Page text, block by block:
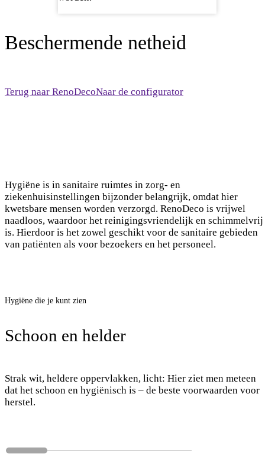
Beschermende netheid
Terug naar RenoDecoNaar de configurator
Hygiëne is in sanitaire ruimtes in zorg- en
ziekenhuisinstellingen bijzonder belangrijk, omdat hier
kwetsbare mensen worden verzorgd. RenoDeco is vrijwel
naadloos, waardoor het reinigingsvriendelijk en schimmelvrij
is. Hierdoor is het zowel geschikt voor de sanitaire gebieden
van patiënten als voor bezoekers en het personeel.
Hygiëne die je kunt zien
Schoon en helder
Strak wit, heldere oppervlakken, licht: Hier ziet men meteen
dat het schoon en hygiënisch is – de beste voorwaarden voor
herstel.